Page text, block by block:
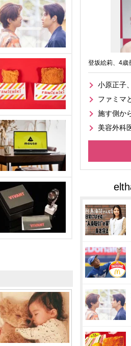
登坂絵莉、4歳
小原正子
ファミマ
施す側か
美容外科